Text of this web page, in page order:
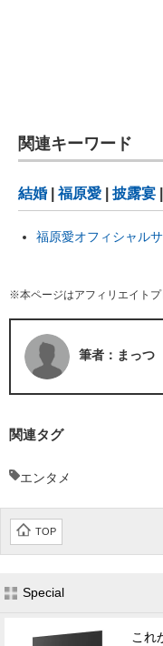
関連キーワード
結婚 |福原愛 披露宴
福原愛オフィシャル
※本ページはアフィリエイト
筆者：まっつ
関連タグ
エンタメ
TOP
Special
これ